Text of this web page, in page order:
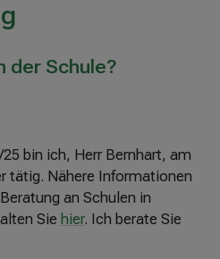
c
h
der Schule?
bin ich, Herr Bernhart, am
tätig. Nähere Informationen
an Schulen in
Sie hier. Ich berate Sie